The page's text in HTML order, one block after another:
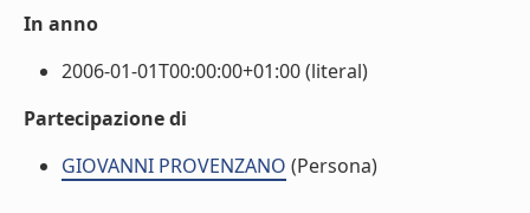
In anno
2006-01-01T00:00:00+01:00 (literal)
Partecipazione di
GIOVANNI PROVENZANO (Persona)